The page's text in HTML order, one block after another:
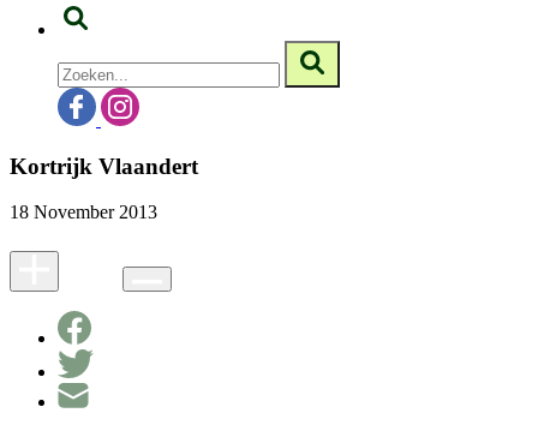
Kortrijk Vlaandert
18 November 2013